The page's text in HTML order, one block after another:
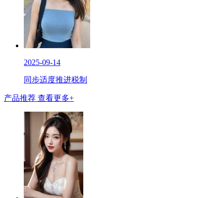
2025-09-14
同步适度推进税制
产品推荐 查看更多+